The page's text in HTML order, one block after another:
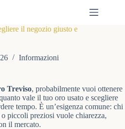
il negozio giusto e
Informazioni
Treviso, probabilmente vuoi ottenere
vale il tuo oro usato e scegliere
tempo. È un’esigenza comune: chi
piccoli preziosi vuole chiarezza,
il mercato.